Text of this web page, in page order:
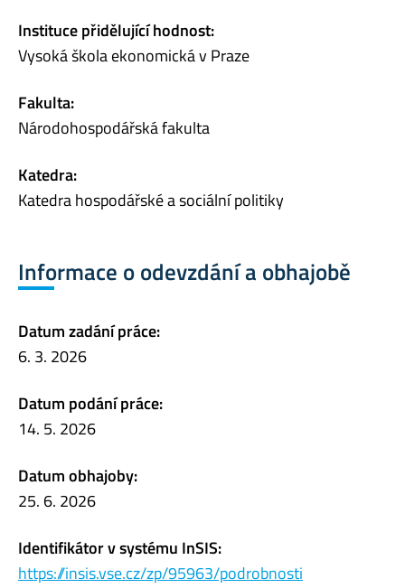
Instituce přidělující hodnost:
Vysoká škola ekonomická v Praze
Fakulta:
Národohospodářská fakulta
Katedra:
Katedra hospodářské a sociální politiky
Informace o odevzdání a obhajobě
Datum zadání práce:
6. 3. 2026
Datum podání práce:
14. 5. 2026
Datum obhajoby:
25. 6. 2026
Identifikátor v systému InSIS:
https://insis.vse.cz/zp/95963/podrobnosti